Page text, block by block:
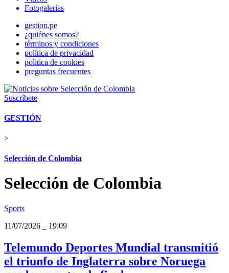
Fotogalerías
gestion.pe
¿quiénes somos?
términos y condiciones
política de privacidad
politica de cookies
preguntas frecuentes
Suscríbete
GESTIÓN
>
Selección de Colombia
Selección de Colombia
Sports
11/07/2026
19:09
Telemundo Deportes Mundial transmitió
el triunfo de Inglaterra sobre Noruega